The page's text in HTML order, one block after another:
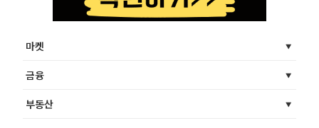
마켓
금융
부동산